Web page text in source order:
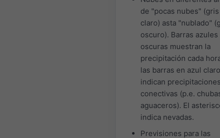
de "pocas nubes" (gris
claro) asta "nublado"
oscuro). Barras azules
oscuras muestran la
precipitación cada
las barras en azul claro
indican
conectivas (p.e.
aguaceros). El
indica nevadas.
Previsiones para las